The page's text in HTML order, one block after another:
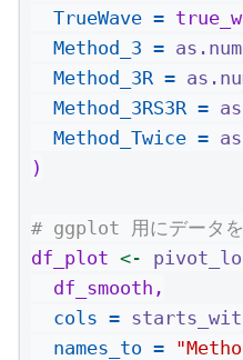
TrueWave =
Method_3 =
Method_3R =
Method_3RS3R =
Method_Twice =
)
# ggplot 用にデータを
df_plot <-
  df_smooth,
cols =
names_to =